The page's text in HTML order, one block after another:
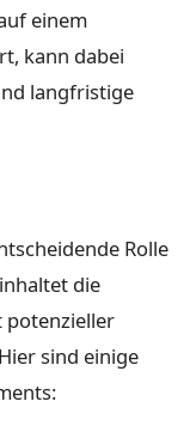
einem
kann dabei
langfristige
Rolle
die
potenzieller
sind einige